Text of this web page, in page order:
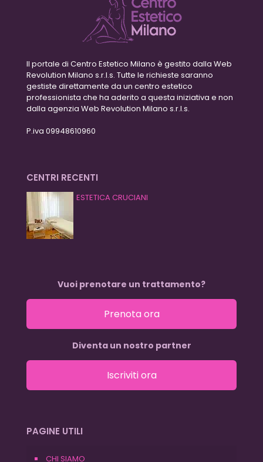
Il portale di Centro Estetico Milano è gestito dalla Web
Revolution Milano s.r.l.s. Tutte le richieste saranno
gestiste direttamente da un centro estetico
professionista che ha aderito a questa iniziativa e non
dalla agenzia Web Revolution Milano s.r.l.s.
P.iva 09948610960
CENTRI RECENTI
ESTETICA CRUCIANI
Vuoi prenotare un trattamento?
Prenota ora
Diventa un nostro partner
Iscriviti ora
PAGINE UTILI
CHI SIAMO